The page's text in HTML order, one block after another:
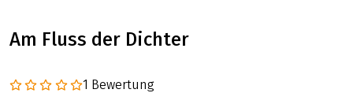
Am Fluss der Dichter
1 Bewertung